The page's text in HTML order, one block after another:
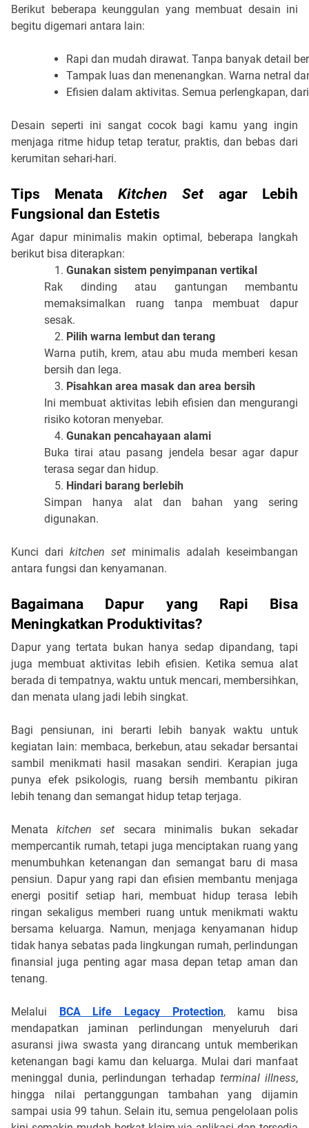
Berikut beberapa keunggulan yang membuat desain ini
begitu digemari antara lain:
Rapi dan mudah dirawat. Tanpa banyak detail
Tampak luas dan menenangkan. Warna netral
Efisien dalam aktivitas. Semua perlengkapan,
Desain seperti ini sangat cocok bagi kamu yang ingin
menjaga ritme hidup tetap teratur, praktis, dan bebas dari
kerumitan sehari-hari.
Tips Menata Kitchen Setagar Lebih
Fungsional dan Estetis
Agar dapur minimalis makin optimal, beberapa langkah
berikut bisa diterapkan:
Gunakan sistem penyimpanan vertikal
Rak dinding atau gantungan membantu
memaksimalkan ruang tanpa membuat dapur
sesak.
Pilih warna lembut dan terang
Warna putih, krem, atau abu muda memberi kesan
bersih dan lega.
Pisahkan area masak dan area bersih
Ini membuat aktivitas lebih efisien dan mengurangi
risiko kotoran menyebar.
Gunakan pencahayaan alami
Buka tirai atau pasang jendela besar agar dapur
terasa segar dan hidup.
Hindari barang berlebih
Simpan hanya alat dan bahan yang sering
digunakan.
Kunci dari kitchen set minimalis adalah keseimbangan
antara fungsi dan kenyamanan.
Bagaimana Dapur yang Rapi Bisa
Meningkatkan Produktivitas?
Dapur yang tertata bukan hanya sedap dipandang, tapi
juga membuat aktivitas lebih efisien. Ketika semua alat
berada di tempatnya, waktu untuk mencari, membersihkan,
dan menata ulang jadi lebih singkat.
Bagi pensiunan, ini berarti lebih banyak waktu untuk
kegiatan lain: membaca, berkebun, atau sekadar bersantai
sambil menikmati hasil masakan sendiri. Kerapian juga
punya efek psikologis, ruang bersih membantu pikiran
lebih tenang dan semangat hidup tetap terjaga.
Menatakitchen set secara minimalis bukan sekadar
mempercantik rumah, tetapi juga menciptakan ruang yang
menumbuhkan ketenangan dan semangat baru di masa
pensiun. Dapur yang rapi dan efisien membantu menjaga
energi positif setiap hari, membuat hidup terasa lebih
ringan sekaligus memberi ruang untuk menikmati waktu
bersama keluarga. Namun, menjaga kenyamanan hidup
tidak hanya sebatas pada lingkungan rumah, perlindungan
finansial juga penting agar masa depan tetap aman dan
tenang.
Melalui BCA Life Legacy Protection, kamu bisa
mendapatkan jaminan perlindungan menyeluruh dari
asuransi jiwa swasta yang dirancang untuk memberikan
ketenangan bagi kamu dan keluarga. Mulai dari manfaat
meninggal dunia, perlindungan terhadap terminal illness,
hingga nilai pertanggungan tambahan yang dijamin
sampai usia 99 tahun. Selain itu, semua pengelolaan polis